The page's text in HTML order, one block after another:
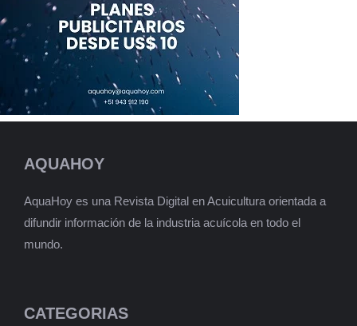
AQUAHOY
AquaHoy es una Revista Digital en Acuicultura orientada a
difundir información de la industria acuícola en todo el
mundo.
CATEGORIAS